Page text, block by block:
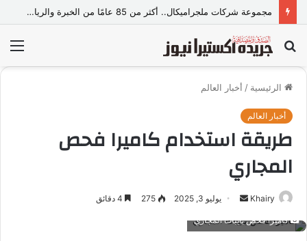
مجموعة شركات ملجراميكال.. أكثر من 85 عامًا من الخبرة والريادة في صناعة وتجارة الموازين
بحث
عن
الرئيسية / أخبار العالم
أخبار العالم
طريقة استخدام كاميرا فحص
المجاري
Khairy
س
يوليو 3, 2025 275
كاميرا فحص بايبات المجاري